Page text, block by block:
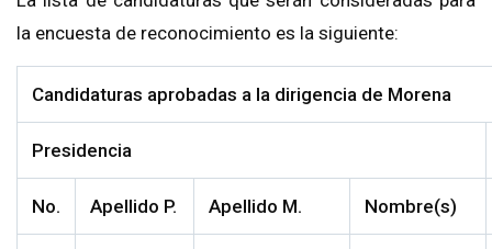
la encuesta de reconocimiento es la siguiente:
Candidaturas aprobadas a la dirigencia de Morena
Presidencia
No. Apellido P. Apellido M. Nombre(s)